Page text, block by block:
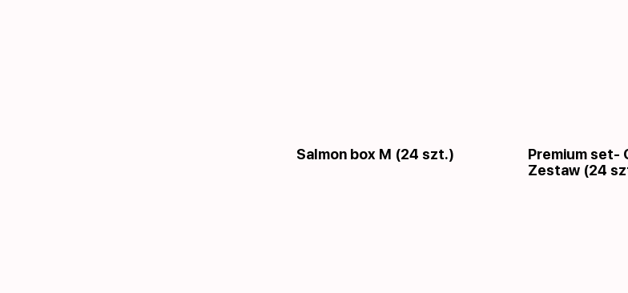
Salmon box M (24 szt.)
Premium set-
Zestaw (24